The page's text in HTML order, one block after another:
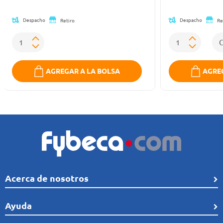
Despacho Retiro
AGREGAR A LA BOLSA
Despacho
Acerca de nosotros
Quiénes Somos
Línea de tiempo
Ayuda